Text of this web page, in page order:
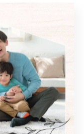
次のページ >